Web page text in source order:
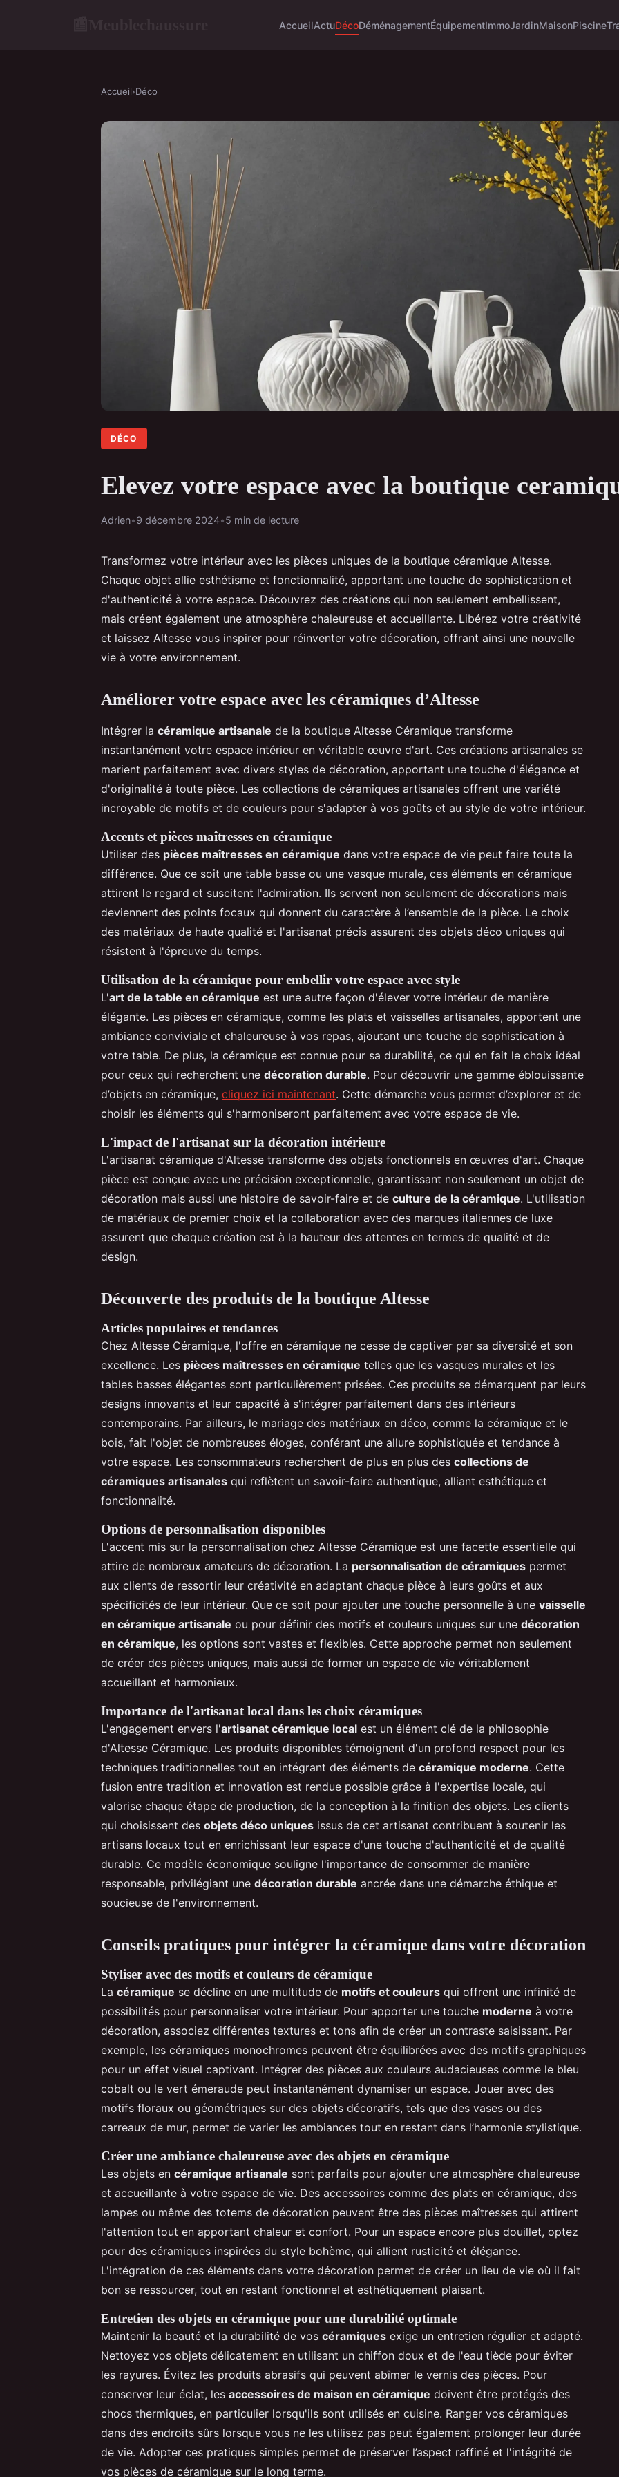
AccueilActuDécoDéménagementÉquipementImmoJardinMaisonPiscine
Accueil›Déco
DÉCO
Elevez votre espace avec la boutique
Adrien•9 décembre 2024•5 min de lecture
Transformez votre intérieur avec les pièces uniques de la boutique céramique Altesse.
Chaque objet allie esthétisme et fonctionnalité, apportant une touche de sophistication et
d'authenticité à votre espace. Découvrez des créations qui non seulement embellissent,
mais créent également une atmosphère chaleureuse et accueillante. Libérez votre créativité
et laissez Altesse vous inspirer pour réinventer votre décoration, offrant ainsi une nouvelle
vie à votre environnement.
Améliorer votre espace avec les céramiques d’Altesse
Intégrer la céramique artisanale de la boutique Altesse Céramique transforme
instantanément votre espace intérieur en véritable œuvre d'art. Ces créations artisanales se
marient parfaitement avec divers styles de décoration, apportant une touche d'élégance et
d'originalité à toute pièce. Les collections de céramiques artisanales offrent une variété
incroyable de motifs et de couleurs pour s'adapter à vos goûts et au style de votre intérieur.
Accents et pièces maîtresses en céramique
Utiliser des pièces maîtresses en céramique dans votre espace de vie peut faire toute la
différence. Que ce soit une table basse ou une vasque murale, ces éléments en céramique
attirent le regard et suscitent l'admiration. Ils servent non seulement de décorations mais
deviennent des points focaux qui donnent du caractère à l’ensemble de la pièce. Le choix
des matériaux de haute qualité et l'artisanat précis assurent des objets déco uniques qui
résistent à l'épreuve du temps.
Utilisation de la céramique pour embellir votre espace avec style
L'art de la table en céramique est une autre façon d'élever votre intérieur de manière
élégante. Les pièces en céramique, comme les plats et vaisselles artisanales, apportent une
ambiance conviviale et chaleureuse à vos repas, ajoutant une touche de sophistication à
votre table. De plus, la céramique est connue pour sa durabilité, ce qui en fait le choix idéal
pour ceux qui recherchent une décoration durable. Pour découvrir une gamme éblouissante
d’objets en céramique, cliquez ici maintenant. Cette démarche vous permet d’explorer et de
choisir les éléments qui s'harmoniseront parfaitement avec votre espace de vie.
L'impact de l'artisanat sur la décoration intérieure
L'artisanat céramique d'Altesse transforme des objets fonctionnels en œuvres d'art. Chaque
pièce est conçue avec une précision exceptionnelle, garantissant non seulement un objet de
décoration mais aussi une histoire de savoir-faire et de culture de la céramique. L'utilisation
de matériaux de premier choix et la collaboration avec des marques italiennes de luxe
assurent que chaque création est à la hauteur des attentes en termes de qualité et de
design.
Découverte des produits de la boutique Altesse
Articles populaires et tendances
Chez Altesse Céramique, l'offre en céramique ne cesse de captiver par sa diversité et son
excellence. Les pièces maîtresses en céramique telles que les vasques murales et les
tables basses élégantes sont particulièrement prisées. Ces produits se démarquent par leurs
designs innovants et leur capacité à s'intégrer parfaitement dans des intérieurs
contemporains. Par ailleurs, le mariage des matériaux en déco, comme la céramique et le
bois, fait l'objet de nombreuses éloges, conférant une allure sophistiquée et tendance à
votre espace. Les consommateurs recherchent de plus en plus des collections de
céramiques artisanales qui reflètent un savoir-faire authentique, alliant esthétique et
fonctionnalité.
Options de personnalisation disponibles
L'accent mis sur la personnalisation chez Altesse Céramique est une facette essentielle qui
attire de nombreux amateurs de décoration. La personnalisation de céramiques permet
aux clients de ressortir leur créativité en adaptant chaque pièce à leurs goûts et aux
spécificités de leur intérieur. Que ce soit pour ajouter une touche personnelle à une vaisselle
en céramique artisanale ou pour définir des motifs et couleurs uniques sur une décoration
en céramique, les options sont vastes et flexibles. Cette approche permet non seulement
de créer des pièces uniques, mais aussi de former un espace de vie véritablement
accueillant et harmonieux.
Importance de l'artisanat local dans les choix céramiques
L'engagement envers l'artisanat céramique local est un élément clé de la philosophie
d'Altesse Céramique. Les produits disponibles témoignent d'un profond respect pour les
techniques traditionnelles tout en intégrant des éléments de céramique moderne. Cette
fusion entre tradition et innovation est rendue possible grâce à l'expertise locale, qui
valorise chaque étape de production, de la conception à la finition des objets. Les clients
qui choisissent des objets déco uniques issus de cet artisanat contribuent à soutenir les
artisans locaux tout en enrichissant leur espace d'une touche d'authenticité et de qualité
durable. Ce modèle économique souligne l'importance de consommer de manière
responsable, privilégiant une décoration durable ancrée dans une démarche éthique et
soucieuse de l'environnement.
Conseils pratiques pour intégrer la céramique dans votre décoration
Styliser avec des motifs et couleurs de céramique
La céramique se décline en une multitude de motifs et couleurs qui offrent une infinité de
possibilités pour personnaliser votre intérieur. Pour apporter une touche moderne à votre
décoration, associez différentes textures et tons afin de créer un contraste saisissant. Par
exemple, les céramiques monochromes peuvent être équilibrées avec des motifs graphiques
pour un effet visuel captivant. Intégrer des pièces aux couleurs audacieuses comme le bleu
cobalt ou le vert émeraude peut instantanément dynamiser un espace. Jouer avec des
motifs floraux ou géométriques sur des objets décoratifs, tels que des vases ou des
carreaux de mur, permet de varier les ambiances tout en restant dans l’harmonie stylistique.
Créer une ambiance chaleureuse avec des objets en céramique
Les objets en céramique artisanale sont parfaits pour ajouter une atmosphère chaleureuse
et accueillante à votre espace de vie. Des accessoires comme des plats en céramique, des
lampes ou même des totems de décoration peuvent être des pièces maîtresses qui attirent
l'attention tout en apportant chaleur et confort. Pour un espace encore plus douillet, optez
pour des céramiques inspirées du style bohème, qui allient rusticité et élégance.
L'intégration de ces éléments dans votre décoration permet de créer un lieu de vie où il fait
bon se ressourcer, tout en restant fonctionnel et esthétiquement plaisant.
Entretien des objets en céramique pour une durabilité optimale
Maintenir la beauté et la durabilité de vos céramiques exige un entretien régulier et adapté.
Nettoyez vos objets délicatement en utilisant un chiffon doux et de l'eau tiède pour éviter
les rayures. Évitez les produits abrasifs qui peuvent abîmer le vernis des pièces. Pour
conserver leur éclat, les accessoires de maison en céramique doivent être protégés des
chocs thermiques, en particulier lorsqu'ils sont utilisés en cuisine. Ranger vos céramiques
dans des endroits sûrs lorsque vous ne les utilisez pas peut également prolonger leur durée
de vie. Adopter ces pratiques simples permet de préserver l’aspect raffiné et l'intégrité de
vos pièces de céramique sur le long terme.